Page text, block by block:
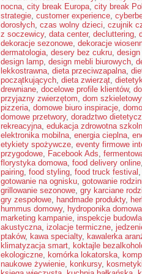
nocna, city break Europa, city break
strategie, customer experience,
dorosłych, czas wolny dzieci, czujnik
z soczewicy, data center, decluttering,
dekoracje sezonowe, dekoracje
dermatologia, desery bez cukru, design
design lamp, design mebli biurowych,
lekkostrawna, dieta przeciwzapalna,
początkujących, dieta zwierząt,
drewniane, docelowe profile klientów,
przyjazny zwierzętom, dom szkieletowy
pizzeria, domowe biuro inspiracje,
domowe przetwory, doradztwo
rekreacyjna, edukacja zdrowotna
elektronika mobilna, energia cieplna,
etykiety spożywcze, eventy firmowe
przygodowe, Facebook Ads,
florystyka domowa, food delivery online,
pairing, food styling, food truck festival ,
gotowanie na ognisku, gotowanie
grillowanie sezonowe, gry karciane
gry zespołowe, handmade produkty,
hummus domowy, hydroponika domowa
marketing kampanie, inspekcje
akustyczna, izolacje termiczne,
ptaków, kawa specialty, kawalerka
klimatyzacja smart, koktajle
ekologiczne, komórka lokatorska,
naukowe żywienie, konkursy,